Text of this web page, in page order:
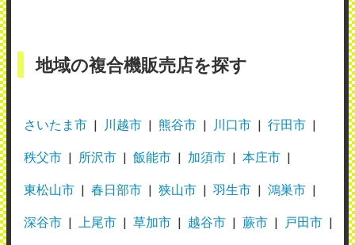
地域の複合機販売店を探す
さいたま市 川越市 熊谷市 川口市 行田市
秩父市 所沢市 飯能市 加須市 本庄市
東松山市 春日部市 狭山市 羽生市 鴻巣市
深谷市 上尾市 草加市 越谷市 蕨市 戸田市